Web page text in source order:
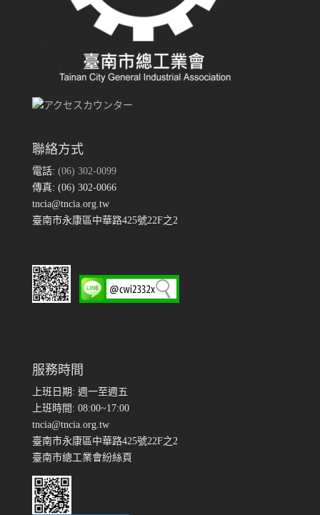
聯絡方式
電話: (06) 302-0099
傳真: (06) 302-0066
tncia@tncia.org.tw
臺南市永康區中華路425號22F之2
服務時間
上班日期: 週一至週五
上班時間: 08:00~17:00
tncia@tncia.org.tw
臺南市永康區中華路425號22F之2
臺南市總工業會紛絲頁